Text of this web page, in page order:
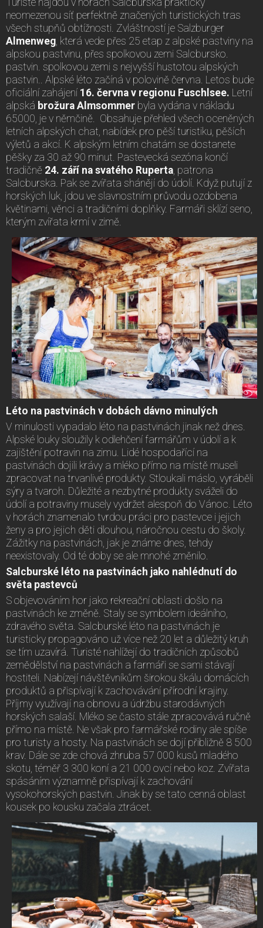
neomezenou síť perfektně značených turistických tras
všech stupňů obtížnosti. Zvláštností je Salzburger
Almenweg , která vede přes 25 etap z alpské pastviny na
alpskou pastvinu, přes spolkovou zemi Salcbursko.
pastvin. spolkovou zemi s nejvyšší hustotou alpských
pastvin.. Alpské léto začíná v polovině června. Letos bude
oficiální zahájení 16. června v regionu Fuschlsee. Letní
alpská brožura Almsommer byla vydána v nákladu
65000, je v němčině. Obsahuje přehled všech oceněných
letních alpských chat, nabídek pro pěší turistiku, pěších
výletů a akcí. K alpským letním chatám se dostanete
pěšky za 30 až 90 minut. Pastevecká sezóna končí
tradičně 24. září na svatého Ruperta , patrona
Salcburska. Pak se zvířata shánějí do údolí. Když putují z
horských luk, jdou ve slavnostním průvodu ozdobena
květinami, věnci a tradičními doplňky. Farmáři sklízí seno,
kterým zvířata krmí v zimě.
Léto na pastvinách v dobách dávno minulých
V minulosti vypadalo léto na pastvinách jinak než dnes.
Alpské louky sloužily k odlehčení farmářům v údolí a k
zajištění potravin na zimu. Lidé hospodařící na
pastvinách dojili krávy a mléko přímo na místě museli
zpracovat na trvanlivé produkty. Stloukali máslo, vyráběli
sýry a tvaroh. Důležité a nezbytné produkty sváželi do
údolí a potraviny musely vydržet alespoň do Vánoc. Léto
v horách znamenalo tvrdou práci pro pastevce i jejich
ženy a pro jejich děti dlouhou, náročnou cestu do školy.
Zážitky na pastvinách, jak je známe dnes, tehdy
neexistovaly. Od té doby se ale mnohé změnilo.
Salcburské léto na pastvinách jako nahlédnutí do
světa pastevců
S objevováním hor jako rekreační oblasti došlo na
pastvinách ke změně. Staly se symbolem ideálního,
zdravého světa. Salcburské léto na pastvinách je
turisticky propagováno už více než 20 let a důležitý kruh
se tím uzavírá. Turisté nahlížejí do tradičních způsobů
zemědělství na pastvinách a farmáři se sami stávají
hostiteli. Nabízejí návštěvníkům širokou škálu domácích
produktů a přispívají k zachovávání přírodní krajiny.
Příjmy využívají na obnovu a údržbu starodávných
horských salaší. Mléko se často stále zpracovává ručně
přímo na místě. Ne však pro farmářské rodiny ale spíše
pro turisty a hosty. Na pastvinách se dojí přibližně 8 500
krav. Dále se zde chová zhruba 57 000 kusů mladého
skotu, téměř 3 300 koní a 21 000 ovcí nebo koz. Zvířata
spásáním významně přispívají k zachování
vysokohorských pastvin. Jinak by se tato cenná oblast
kousek po kousku začala ztrácet.